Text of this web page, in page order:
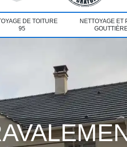
DE TOITURE
95
NETTOYAGE ET